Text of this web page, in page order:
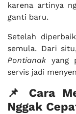
karena artinya
ganti baru.
Setelah
semula. Dari
Pontianak yang
servis jadi
📌 Cara
Nggak